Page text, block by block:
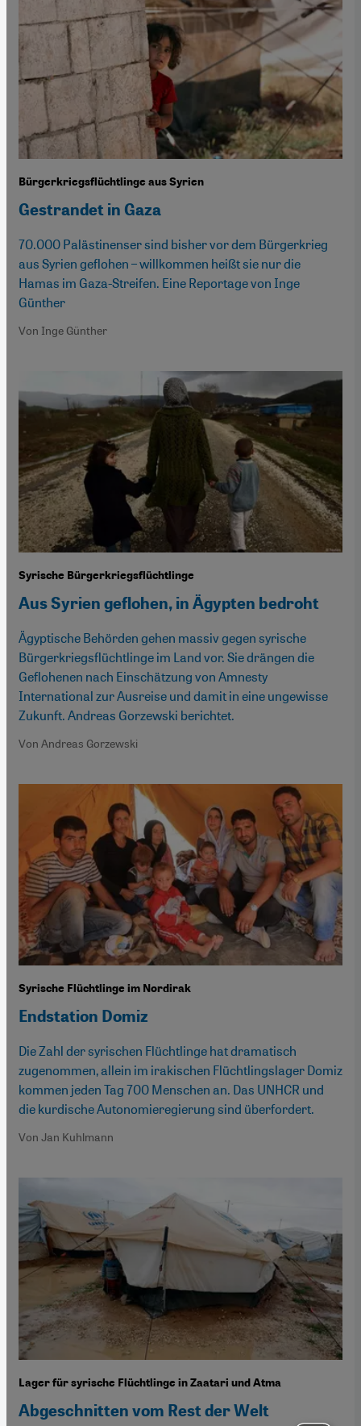
Bürgerkriegsflüchtlinge aus Syrien
Gestrandet in Gaza
70.000 Palästinenser sind bisher vor dem Bürgerkrieg
aus Syrien geflohen – willkommen heißt sie nur die
Hamas im Gaza-Streifen. Eine Reportage von Inge
Günther
Von Inge Günther
Syrische Bürgerkriegsflüchtlinge
Aus Syrien geflohen, in Ägypten bedroht
Ägyptische Behörden gehen massiv gegen syrische
Bürgerkriegsflüchtlinge im Land vor. Sie drängen die
Geflohenen nach Einschätzung von Amnesty
International zur Ausreise und damit in eine ungewisse
Zukunft. Andreas Gorzewski berichtet.
Von Andreas Gorzewski
Syrische Flüchtlinge im Nordirak
Endstation Domiz
Die Zahl der syrischen Flüchtlinge hat dramatisch
zugenommen, allein im irakischen Flüchtlingslager Domiz
kommen jeden Tag 700 Menschen an. Das UNHCR und
die kurdische Autonomieregierung sind überfordert.
Von Jan Kuhlmann
Lager für syrische Flüchtlinge in Zaatari und Atma
Abgeschnitten vom Rest der Welt